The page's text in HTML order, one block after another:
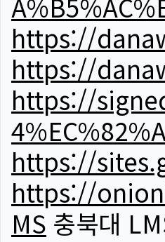
https://
https://
https://
https://
https://
MS 충북대